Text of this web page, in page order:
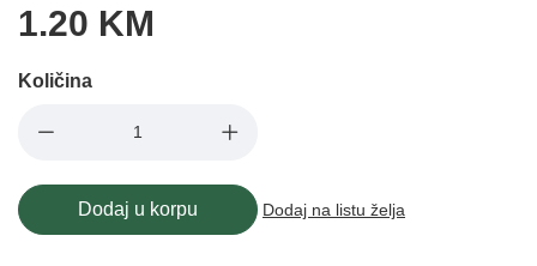
1.20 KM
Količina
Dodaj u korpu Dodaj na listu želja